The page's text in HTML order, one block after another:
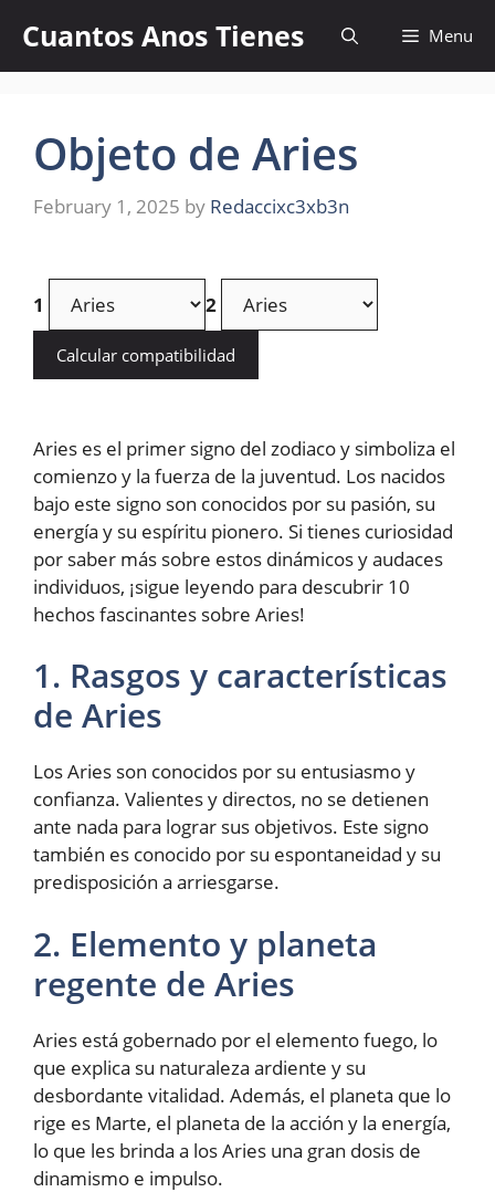
content
Cuantos Anos Tienes Menu
Objeto de Aries
February 1, 2025 by Redaccixc3xb3n
1 2
Calcular compatibilidad
Aries es el primer signo del zodiaco y simboliza el
comienzo y la fuerza de la juventud. Los nacidos
bajo este signo son conocidos por su pasión, su
energía y su espíritu pionero. Si tienes curiosidad
por saber más sobre estos dinámicos y audaces
individuos, ¡sigue leyendo para descubrir 10
hechos fascinantes sobre Aries!
1. Rasgos y características
de Aries
Los Aries son conocidos por su entusiasmo y
confianza. Valientes y directos, no se detienen
ante nada para lograr sus objetivos. Este signo
también es conocido por su espontaneidad y su
predisposición a arriesgarse.
2. Elemento y planeta
regente de Aries
Aries está gobernado por el elemento fuego, lo
que explica su naturaleza ardiente y su
desbordante vitalidad. Además, el planeta que lo
rige es Marte, el planeta de la acción y la energía,
lo que les brinda a los Aries una gran dosis de
dinamismo e impulso.